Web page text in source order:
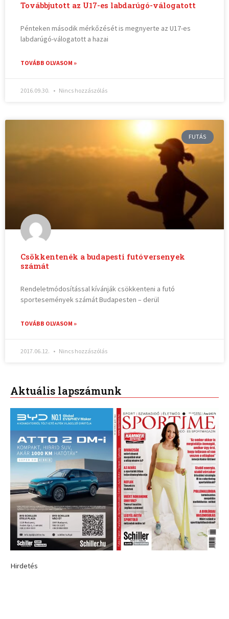
Továbbjutott az U17-es labdarúgó-válogatott
Pénteken második mérkőzését is megnyerte az U17-es
labdarúgó-válogatott a hazai
TOVÁBB OLVASOM »
2016.09.30. Nincs hozzászólás
FUTÁS
Csökkentenék a budapesti futóversenyek
számát
Rendeletmódosítással kívánják csökkenteni a futó
sportesemények számát Budapesten – derül
TOVÁBB OLVASOM »
2017.06.12. Nincs hozzászólás
Aktuális lapszámunk
Hirdetés